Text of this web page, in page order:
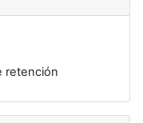
retención